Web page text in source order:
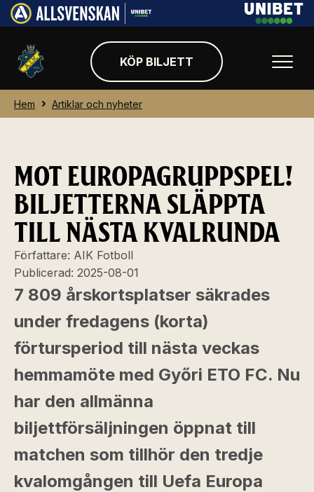
KÖP BILJETT
Hem Artiklar och nyheter
MOT EUROPAGRUPPSPEL!
BILJETTERNA SLÄPPTA
TILL NÄSTA KVALRUNDA
Författare: AIK Fotboll
Publicerad: 2025-08-01
7 809 årskortsplatser säkrades
under fredagens (korta)
förtursperiod till nästa veckas
hemmamöte med Győri ETO FC. Nu
har den allmänna
biljettförsäljningen öppnat till
matchen som tillhör den tredje
kvalomgången till Uefa Europa